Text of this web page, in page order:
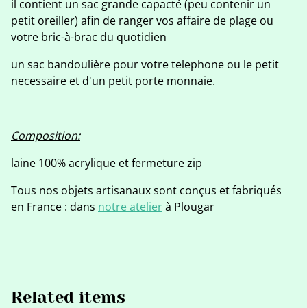
il contient un sac grande capacté (peu contenir un
petit oreiller) afin de ranger vos affaire de plage ou
votre bric-à-brac du quotidien
un sac bandoulière pour votre telephone ou le petit
necessaire et d'un petit porte monnaie.
Composition:
laine 100% acrylique et fermeture zip
Tous nos objets artisanaux sont conçus et fabriqués
en France : dans notre atelierà Plougar
Related items